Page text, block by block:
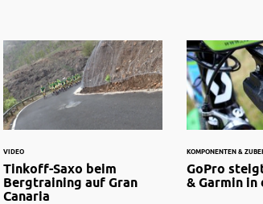
VIDEO
Tinkoff-Saxo beim
Bergtraining auf Gran
Canaria
KOMPONENTEN &
GoPro
& Garmin in